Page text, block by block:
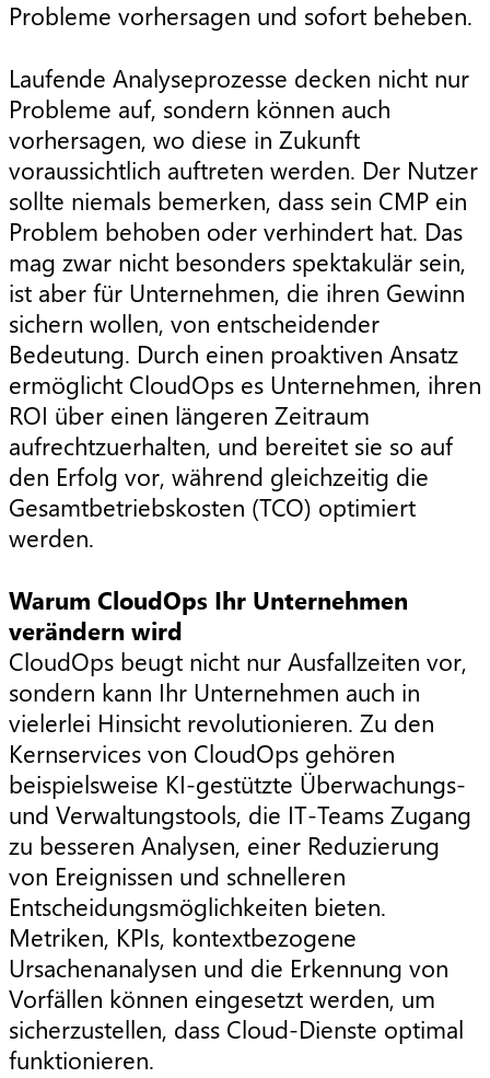
Probleme vorhersagen und sofort beheben.
Laufende Analyseprozesse decken nicht nur
Probleme auf, sondern können auch
vorhersagen, wo diese in Zukunft
voraussichtlich auftreten werden. Der Nutzer
sollte niemals bemerken, dass sein CMP ein
Problem behoben oder verhindert hat. Das
mag zwar nicht besonders spektakulär sein,
ist aber für Unternehmen, die ihren Gewinn
sichern wollen, von entscheidender
Bedeutung. Durch einen proaktiven Ansatz
ermöglicht CloudOps es Unternehmen, ihren
ROI über einen längeren Zeitraum
aufrechtzuerhalten, und bereitet sie so auf
den Erfolg vor, während gleichzeitig die
Gesamtbetriebskosten (TCO) optimiert
werden.
Warum CloudOps Ihr Unternehmen
verändern wird
CloudOps beugt nicht nur Ausfallzeiten vor,
sondern kann Ihr Unternehmen auch in
vielerlei Hinsicht revolutionieren. Zu den
Kernservices von CloudOps gehören
beispielsweise KI-gestützte Überwachungs-
und Verwaltungstools, die IT-Teams Zugang
zu besseren Analysen, einer Reduzierung
von Ereignissen und schnelleren
Entscheidungsmöglichkeiten bieten.
Metriken, KPIs, kontextbezogene
Ursachenanalysen und die Erkennung von
Vorfällen können eingesetzt werden, um
sicherzustellen, dass Cloud-Dienste optimal
funktionieren.